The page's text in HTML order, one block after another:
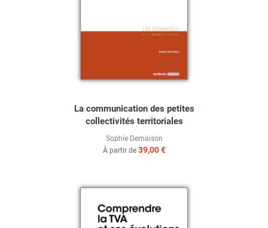
La communication des petites
collectivités territoriales
Sophie Demaison
À partir de 39,00 €